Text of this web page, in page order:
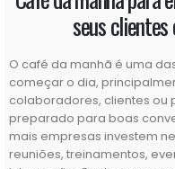
O café da manhã é uma
começar o dia,
colaboradores, clientes ou
preparado para boas
mais empresas investem
reuniões, treinamentos,
integração. Contar com